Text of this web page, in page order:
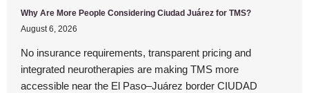
Why Are More People Considering Ciudad Juárez for TMS?
August 6, 2026
No insurance requirements, transparent pricing and
integrated neurotherapies are making TMS more
accessible near the El Paso–Juárez border CIUDAD